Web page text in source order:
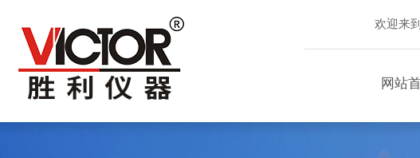
欢迎来
网站